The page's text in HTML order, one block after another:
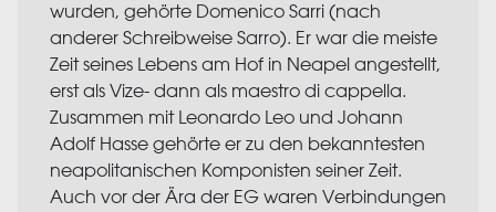
wurden, gehörte Domenico Sarri (nach
anderer Schreibweise Sarro). Er war die meiste
Zeit seines Lebens am Hof in Neapel angestellt,
erst als Vize- dann als maestro di cappella.
Zusammen mit Leonardo Leo und Johann
Adolf Hasse gehörte er zu den bekanntesten
neapolitanischen Komponisten seiner Zeit.
Auch vor der Ära der EG waren Verbindungen